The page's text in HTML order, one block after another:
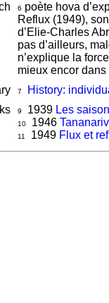
6 poète hova
Reflux (1949),
d’Elie-Charles
pas d’ailleurs,
n’explique la
mieux encor dans
7 History:
9 1939 Les
101946
11 1949 Flux et